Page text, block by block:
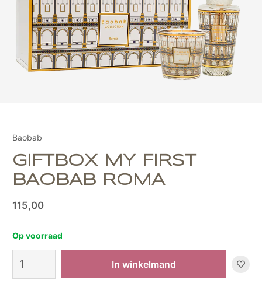
Baobab
GIFTBOX MY FIRST
BAOBAB ROMA
115,00
Op voorraad
My
First
In winkelmand